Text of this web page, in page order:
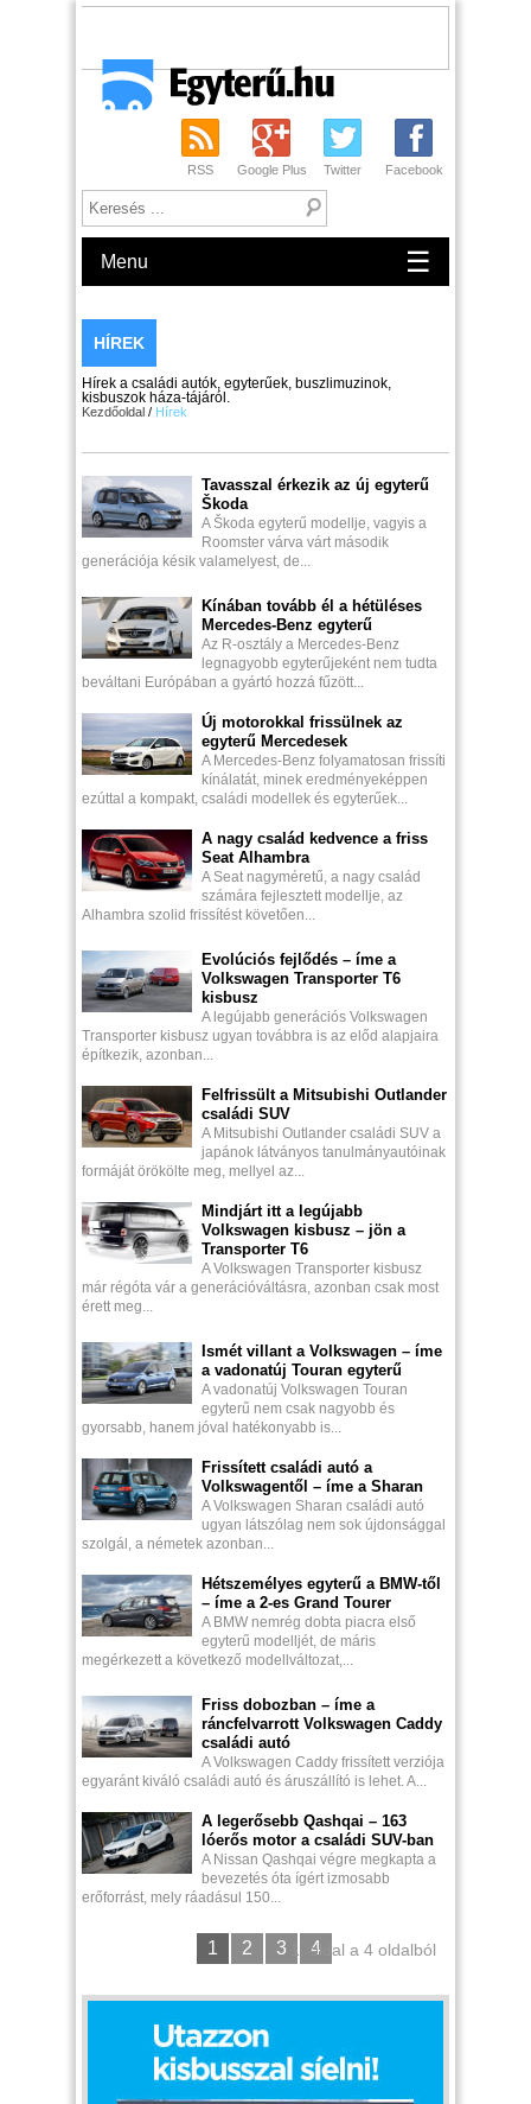
RSS Google Plus Twitter Facebook
Menu ☰
HÍREK
Hírek a családi autók, egyterűek, buszlimuzinok,
kisbuszok háza-tájáról.
Kezdőoldal / Hírek
Tavasszal érkezik az új egyterű
Škoda
A Škoda egyterű modellje, vagyis a
Roomster várva várt második
generációja késik valamelyest, de...
Kínában tovább él a hétüléses
Mercedes-Benz egyterű
Az R-osztály a Mercedes-Benz
legnagyobb egyterűjeként nem tudta
beváltani Európában a gyártó hozzá fűzött...
Új motorokkal frissülnek az
egyterű Mercedesek
A Mercedes-Benz folyamatosan frissíti
kínálatát, minek eredményeképpen
ezúttal a kompakt, családi modellek és egyterűek...
A nagy család kedvence a friss
Seat Alhambra
A Seat nagyméretű, a nagy család
számára fejlesztett modellje, az
Alhambra szolid frissítést követően...
Evolúciós fejlődés – íme a
Volkswagen Transporter T6
kisbusz
A legújabb generációs Volkswagen
Transporter kisbusz ugyan továbbra is az előd alapjaira
építkezik, azonban...
Felfrissült a Mitsubishi Outlander
családi SUV
A Mitsubishi Outlander családi SUV a
japánok látványos tanulmányautóinak
formáját örökölte meg, mellyel az...
Mindjárt itt a legújabb
Volkswagen kisbusz – jön a
Transporter T6
A Volkswagen Transporter kisbusz
már régóta vár a generációváltásra, azonban csak most
érett meg...
Ismét villant a Volkswagen – íme
a vadonatúj Touran egyterű
A vadonatúj Volkswagen Touran
egyterű nem csak nagyobb és
gyorsabb, hanem jóval hatékonyabb is...
Frissített családi autó a
Volkswagentől – íme a Sharan
A Volkswagen Sharan családi autó
ugyan látszólag nem sok újdonsággal
szolgál, a németek azonban...
Hétszemélyes egyterű a BMW-től
– íme a 2-es Grand Tourer
A BMW nemrég dobta piacra első
egyterű modelljét, de máris
megérkezett a következő modellváltozat,...
Friss dobozban – íme a
ráncfelvarrott Volkswagen Caddy
családi autó
A Volkswagen Caddy frissített verziója
egyaránt kiváló családi autó és áruszállító is lehet. A...
A legerősebb Qashqai – 163
lóerős motor a családi SUV-ban
A Nissan Qashqai végre megkapta a
bevezetés óta ígért izmosabb
erőforrást, mely ráadásul 150...
1. oldal a 4 oldalból
1 2 3 4